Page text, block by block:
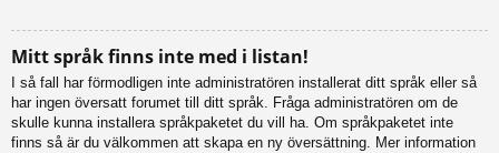
Mitt språk finns inte med i listan!
I så fall har förmodligen inte administratören installerat ditt språk eller så
har ingen översatt forumet till ditt språk. Fråga administratören om de
skulle kunna installera språkpaketet du vill ha. Om språkpaketet inte
finns så är du välkommen att skapa en ny översättning. Mer information